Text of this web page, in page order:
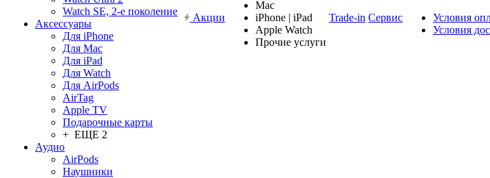
Watch SE, 2-е поколение
Аксессуары
Для iPhone
Для Mac
Для iPad
Для Watch
Для AirPods
AirTag
Apple TV
Подарочные карты
+ ЕЩЕ 2
Аудио
AirPods
Наушники
Акции
Mac
iPhone | iPad
Apple Watch
Прочие услуги
Trade-in Сервис
Условия
Условия